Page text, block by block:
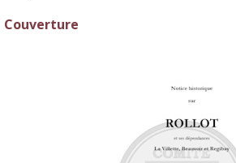
Couverture